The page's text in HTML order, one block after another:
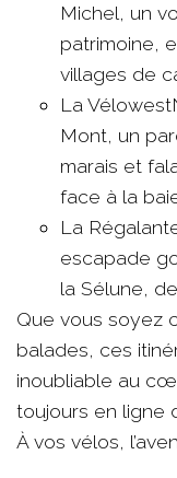
Michel, un
patrimoine,
villages de
La
Mont, un
marais et
face à la
La
escapade
la Sélune,
Que vous soyez
balades, ces
inoubliable au
toujours en ligne
À vos vélos,